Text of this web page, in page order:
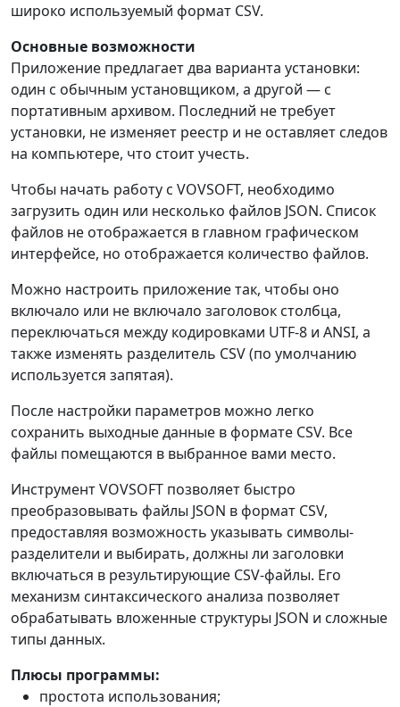
широко используемый формат CSV.
Основные возможности
Приложение предлагает два варианта установки:
один с обычным установщиком, а другой — с
портативным архивом. Последний не требует
установки, не изменяет реестр и не оставляет следов
на компьютере, что стоит учесть.
Чтобы начать работу с VOVSOFT, необходимо
загрузить один или несколько файлов JSON. Список
файлов не отображается в главном графическом
интерфейсе, но отображается количество файлов.
Можно настроить приложение так, чтобы оно
включало или не включало заголовок столбца,
переключаться между кодировками UTF-8 и ANSI, а
также изменять разделитель CSV (по умолчанию
используется запятая).
После настройки параметров можно легко
сохранить выходные данные в формате CSV. Все
файлы помещаются в выбранное вами место.
Инструмент VOVSOFT позволяет быстро
преобразовывать файлы JSON в формат CSV,
предоставляя возможность указывать символы-
разделители и выбирать, должны ли заголовки
включаться в результирующие CSV-файлы. Его
механизм синтаксического анализа позволяет
обрабатывать вложенные структуры JSON и сложные
типы данных.
Плюсы программы:
простота использования;